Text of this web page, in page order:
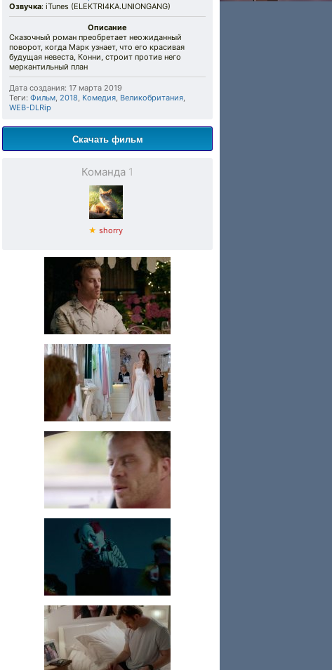
Озвучка: iTunes (ELEKTRI4KA.UNIONGANG)
Описание
Сказочный роман преобретает неожиданный
поворот, когда Марк узнает, что его красивая
будущая невеста, Конни, строит против него
меркантильный план
Дата создания: 17 марта 2019
Теги: Фильм, 2018, Комедия, Великобритания,
WEB-DLRip
Скачать фильм
Команда 1
★ shorry